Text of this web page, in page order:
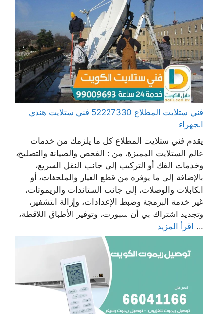
فني ستلايت المطلاع 52227330 فني ستلايت هندي
الجهراء
يقدم فني ستلايت المطلاع كل ما يلزمك من خدمات
عالم الستلايت المميزة، من : الفحص والصيانة والتصليح،
وخدمات الفك أو التركيب إلى جانب النقل السريع،
بالإضافة إلى ما يوفره من قطع الغيار والملحقات، أو
الكابلات والوصلات، إلى جانب الستاندات والريموتات،
غير خدمة البرمجة وضبط الإعدادات، وإزالة التشفير،
وتجديد اشتراك بي أن سبورت، وتوفير الأطباق اللاقطة،
... اقرأ المزيد